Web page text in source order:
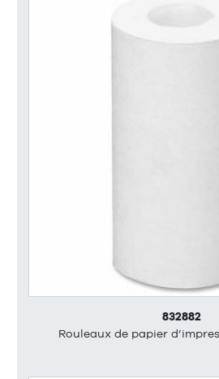
832882
Rouleaux de papier